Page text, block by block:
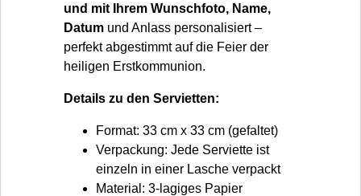
und mit Ihrem Wunschfoto, Name,
Datum und Anlass personalisiert –
perfekt abgestimmt auf die Feier der
heiligen Erstkommunion.
Details zu den Servietten:
Format: 33 cm x 33 cm (gefaltet)
Verpackung: Jede Serviette ist
einzeln in einer Lasche verpackt
Material: 3-lagiges Papier